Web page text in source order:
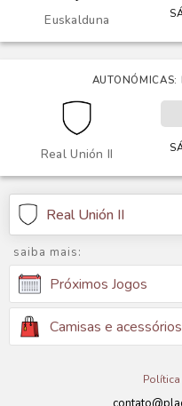
Euskalduna
AUTONÓMICAS:
Real Unión II
Real Unión II
saiba mais:
Próximos Jogos
Camisas e acessórios